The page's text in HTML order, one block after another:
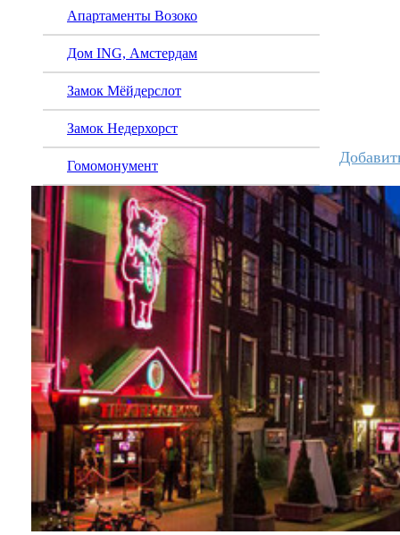
Апартаменты Возоко
Дом ING, Амстердам
Замок Мёйдерслот
Замок Недерхорст
Гомомонумент
Восстановить
Изменить